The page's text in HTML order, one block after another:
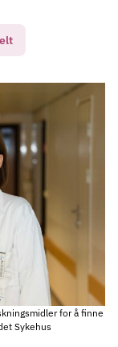
for å finne
Sykehus